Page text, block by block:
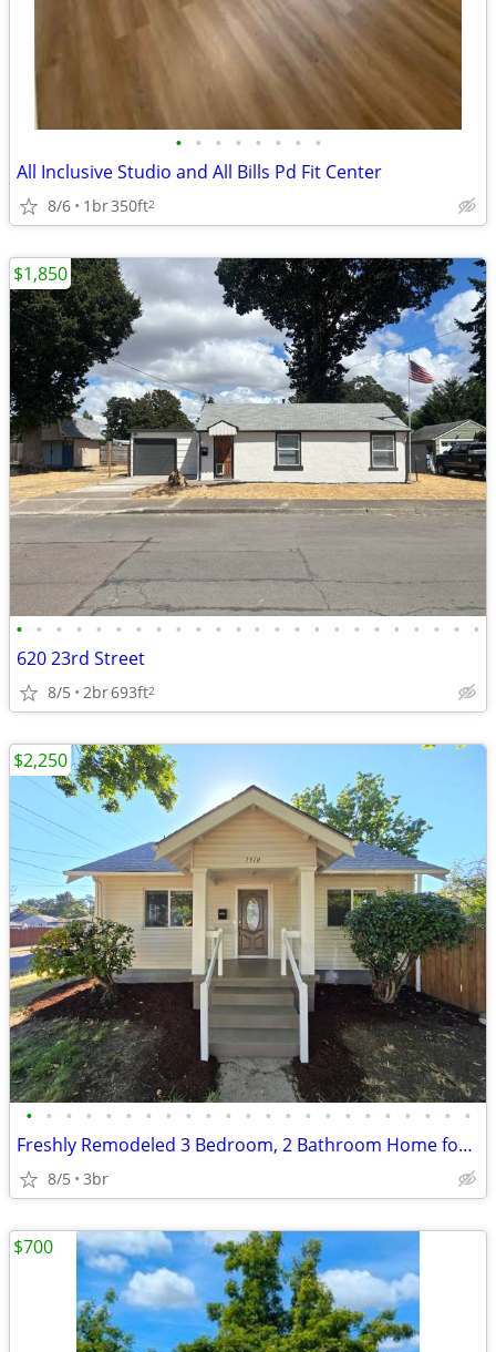
• • • • • • • •
All Inclusive Studio and All Bills Pd Fit Center
8/6 1br350ft2
• • • • • • • • • • • • • • • • • • • • • • • •
620 23rd Street
8/5 2br693ft2
$1,850
• • • • • • • • • • • • • • • • • • • • • • •
Freshly Remodeled 3 Bedroom, 2 Bathroom Home for Rent – Available Now!
8/5 3br
$2,250
$700